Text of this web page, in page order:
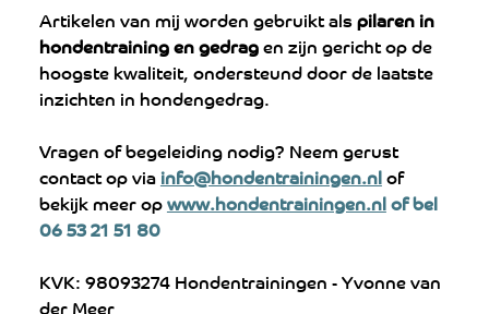
Artikelen van mij worden gebruikt als pilaren in
hondentraining en gedrag en zijn gericht op de
hoogste kwaliteit, ondersteund door de laatste
inzichten in hondengedrag.
Vragen of begeleiding nodig? Neem gerust
contact op via info@hondentrainingen.nl of
bekijk meer op www.hondentrainingen.nl of bel
06 53 21 51 80
KVK: 98093274 Hondentrainingen - Yvonne van
der Meer